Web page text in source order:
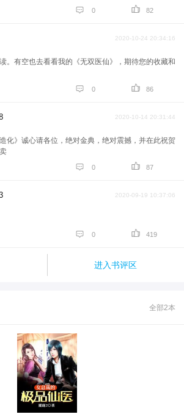
 0  82
2020-10-24 20:34:16
。有空也去看看我的《无双医仙》，期待您的收藏和
 0  86
2020-10-14 20:31:44
造化》诚心请各位，绝对金典，绝对震撼，并在此祝贺
 0  87
2020-09-19 10:37:06
 0  419
进入书评区
全部2本